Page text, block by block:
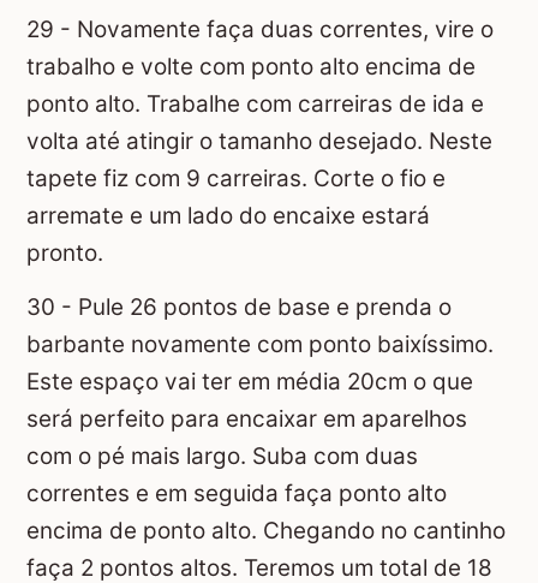
29 - Novamente faça duas correntes, vire o
trabalho e volte com ponto alto encima de
ponto alto. Trabalhe com carreiras de ida e
volta até atingir o tamanho desejado. Neste
tapete fiz com 9 carreiras. Corte o fio e
arremate e um lado do encaixe estará
pronto.
30 - Pule 26 pontos de base e prenda o
barbante novamente com ponto baixíssimo.
Este espaço vai ter em média 20cm o que
será perfeito para encaixar em aparelhos
com o pé mais largo. Suba com duas
correntes e em seguida faça ponto alto
encima de ponto alto. Chegando no cantinho
faça 2 pontos altos. Teremos um total de 18